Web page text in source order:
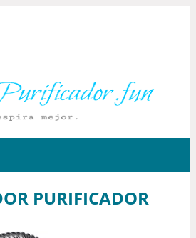
PURIFICADOR